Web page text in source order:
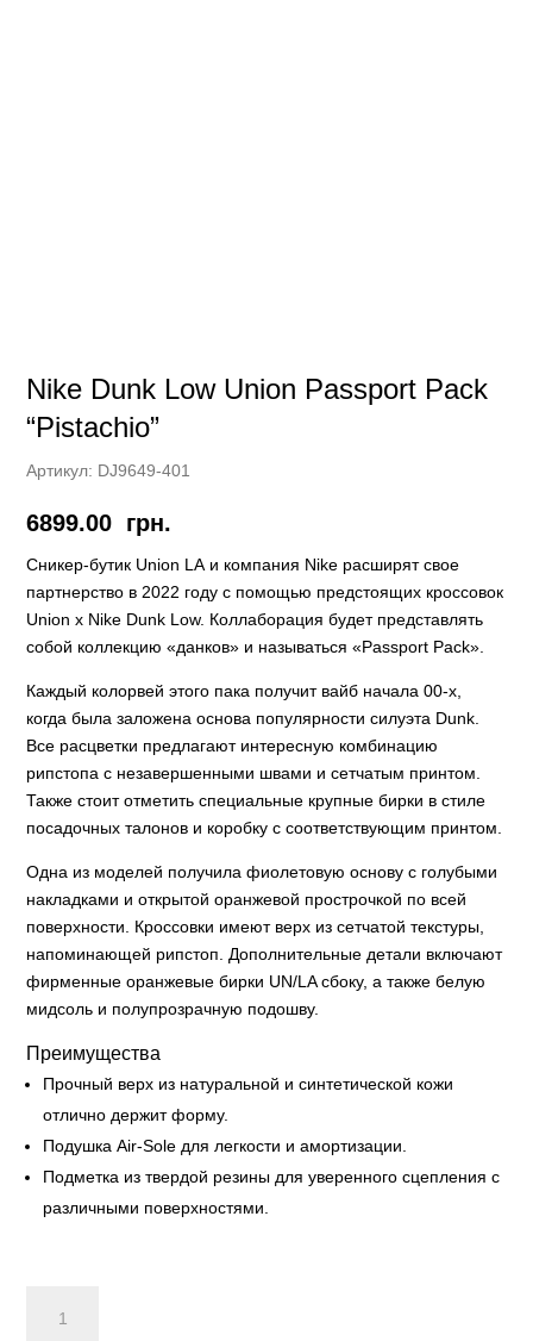
Nike Dunk Low Union Passport Pack
“Pistachio”
Артикул: DJ9649-401
6899.00 грн.
Сникер-бутик Union LA и компания Nike расширят свое
партнерство в 2022 году с помощью предстоящих кроссовок
Union x Nike Dunk Low. Коллаборация будет представлять
собой коллекцию «данков» и называться «Passport Pack».
Каждый колорвей этого пака получит вайб начала 00-х,
когда была заложена основа популярности силуэта Dunk.
Все расцветки предлагают интересную комбинацию
рипстопа с незавершенными швами и сетчатым принтом.
Также стоит отметить специальные крупные бирки в стиле
посадочных талонов и коробку с соответствующим принтом.
Одна из моделей получила фиолетовую основу с голубыми
накладками и открытой оранжевой прострочкой по всей
поверхности. Кроссовки имеют верх из сетчатой текстуры,
напоминающей рипстоп. Дополнительные детали включают
фирменные оранжевые бирки UN/LA сбоку, а также белую
мидсоль и полупрозрачную подошву.
Преимущества
Прочный верх из натуральной и синтетической кожи
отлично держит форму.
Подушка Air-Sole для легкости и амортизации.
Подметка из твердой резины для уверенного сцепления с
различными поверхностями.
Dunk